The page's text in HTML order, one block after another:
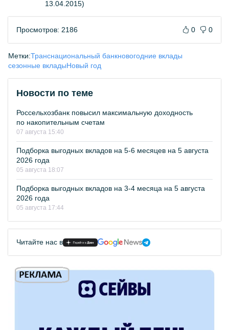
13.04.2015)
Просмотров: 2186 0 0
Метки:Транснациональный банкновогодние вклады
сезонные вкладыНовый год
Новости по теме
Россельхозбанк повысил максимальную доходность
по накопительным счетам
07 августа 15:40
Подборка выгодных вкладов на 5-6 месяцев на 5 августа
2026 года
05 августа 18:07
Подборка выгодных вкладов на 3-4 месяца на 5 августа
2026 года
05 августа 17:44
Читайте нас в